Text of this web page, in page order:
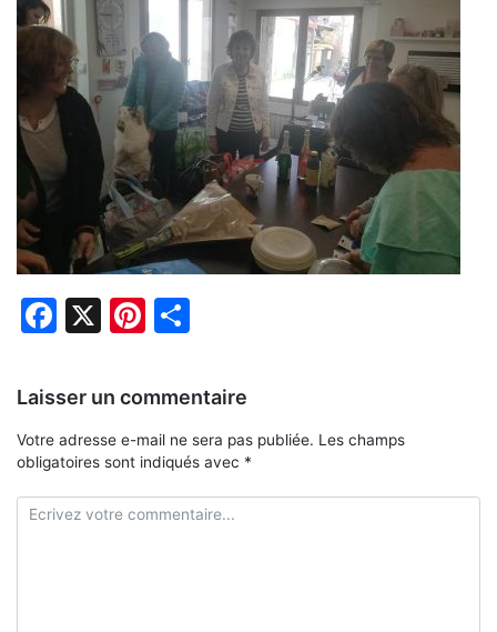
Facebook
X Pinterest
Laisser un commentaire
Votre adresse e-mail ne sera pas publiée. Les champs
obligatoires sont indiqués avec *